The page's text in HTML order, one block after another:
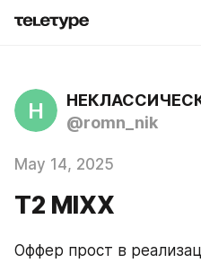
Н
@romn_nik
May 14, 2025
Т2 MIXX
Оффер прост в